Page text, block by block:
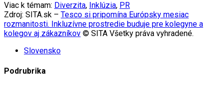
Viac k témam: Diverzita, Inklúzia, PR
Zdroj: SITA.sk – Tesco si pripomína Európsky mesiac
rozmanitosti. Inkluzívne prostredie buduje pre kolegyne a
kolegov aj zákazníkov © SITA Všetky práva vyhradené.
Slovensko
Podrubrika